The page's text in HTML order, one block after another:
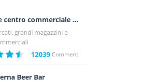
Il Leone centro commerciale a Lonato - Brescia
grandi magazzini e
12039Commenti
Beer Bar